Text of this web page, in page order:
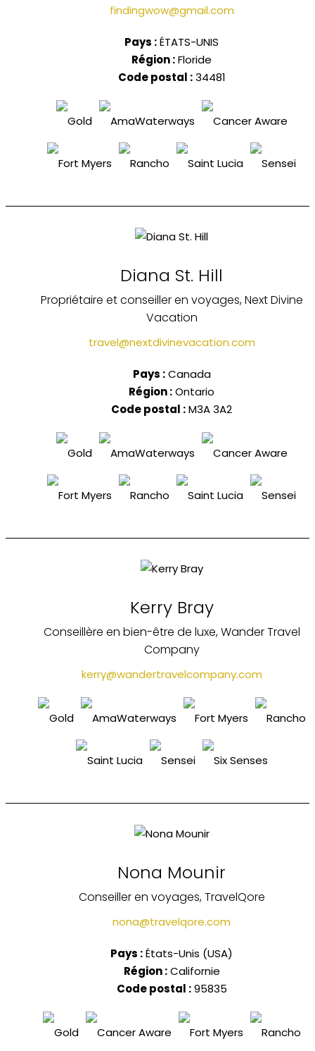
findingwow@gmail.com
Pays :ÉTATS-UNIS
Région :Floride
Code postal : 34481
Diana St. Hill
Propriétaire et conseiller en voyages, Next Divine
Vacation
travel@nextdivinevacation.com
Pays : Canada
Région :Ontario
Code postal :M3A 3A2
Kerry Bray
Conseillère en bien-être de luxe, Wander Travel
Company
kerry@wandertravelcompany.com
Nona Mounir
Conseiller en voyages, TravelQore
nona@travelqore.com
Pays :États-Unis (USA)
Région : Californie
Code postal : 95835